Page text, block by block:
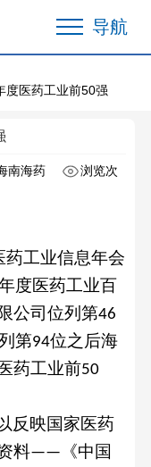
导航
度医药工业前50强
南海药
浏览次
药工业信息年会
度医药工业百
公司位列第46
第94位之后海
药工业前50
反映国家医药
料——
《中国